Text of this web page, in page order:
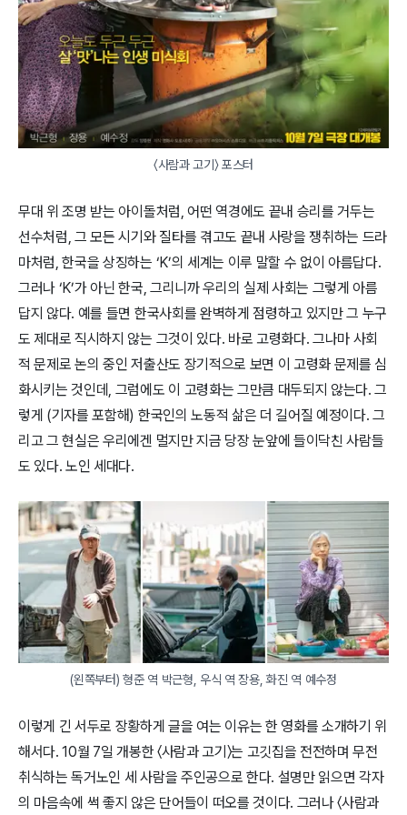
〈사람과 고기〉 포스터
무대 위 조명 받는 아이돌처럼, 어떤 역경에도 끝내 승리를 거두는
선수처럼, 그 모든 시기와 질타를 겪고도 끝내 사랑을 쟁취하는 드라
마처럼, 한국을 상징하는 ‘K’의 세계는 이루 말할 수 없이 아름답다.
그러나 ‘K’가 아닌 한국, 그리니까 우리의 실제 사회는 그렇게 아름
답지 않다. 예를 들면 한국사회를 완벽하게 점령하고 있지만 그 누구
도 제대로 직시하지 않는 그것이 있다. 바로 고령화다. 그나마 사회
적 문제로 논의 중인 저출산도 장기적으로 보면 이 고령화 문제를 심
화시키는 것인데, 그럼에도 이 고령화는 그만큼 대두되지 않는다. 그
렇게 (기자를 포함해) 한국인의 노동적 삶은 더 길어질 예정이다. 그
리고 그 현실은 우리에겐 멀지만 지금 당장 눈앞에 들이닥친 사람들
도 있다. 노인 세대다.
(왼쪽부터) 형준 역 박근형, 우식 역 장용, 화진 역 예수정
이렇게 긴 서두로 장황하게 글을 여는 이유는 한 영화를 소개하기 위
해서다. 10월 7일 개봉한 〈사람과 고기〉는 고깃집을 전전하며 무전
취식하는 독거노인 세 사람을 주인공으로 한다. 설명만 읽으면 각자
의 마음속에 썩 좋지 않은 단어들이 떠오를 것이다. 그러나 〈사람과